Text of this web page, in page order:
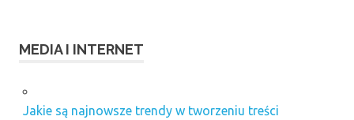
MEDIA I INTERNET
Jakie są najnowsze trendy w tworzeniu treści